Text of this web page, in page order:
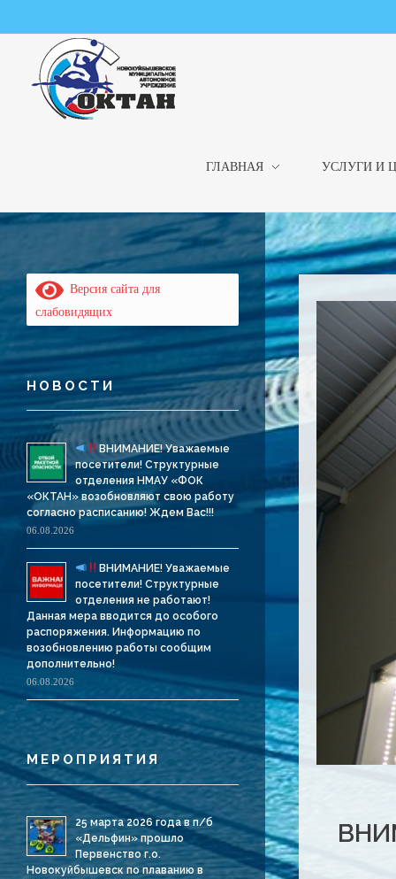
ГЛАВНАЯ УСЛУГИ И
Версия сайта для
слабовидящих
НОВОСТИ
ВНИМАНИЕ! Уважаемые
посетители! Структурные
отделения НМАУ «ФОК
«ОКТАН» возобновляют свою работу
согласно расписанию! Ждем Вас!!!
06.08.2026
ВНИМАНИЕ! Уважаемые
посетители! Структурные
отделения не работают!
Данная мера вводится до особого
распоряжения. Информацию по
возобновлению работы сообщим
дополнительно!
06.08.2026
МЕРОПРИЯТИЯ
25 марта 2026 года в п/б
«Дельфин» прошло
Первенство г.о.
Новокуйбышевск по плаванию в